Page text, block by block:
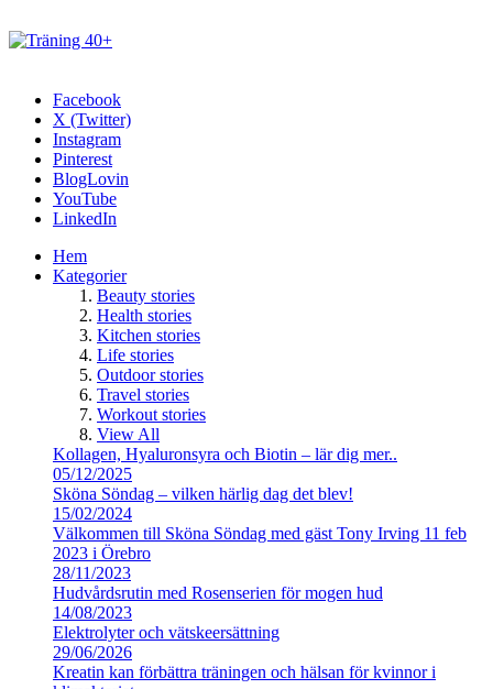
Facebook
X (Twitter)
Instagram
Pinterest
BlogLovin
YouTube
LinkedIn
Hem
Kategorier
Beauty stories
Health stories
Kitchen stories
Life stories
Outdoor stories
Travel stories
Workout stories
View All
Kollagen, Hyaluronsyra och Biotin – lär dig mer..
05/12/2025
Sköna Söndag – vilken härlig dag det blev!
15/02/2024
Välkommen till Sköna Söndag med gäst Tony Irving 11 feb
2023 i Örebro
28/11/2023
Hudvårdsrutin med Rosenserien för mogen hud
14/08/2023
Elektrolyter och vätskeersättning
29/06/2026
Kreatin kan förbättra träningen och hälsan för kvinnor i